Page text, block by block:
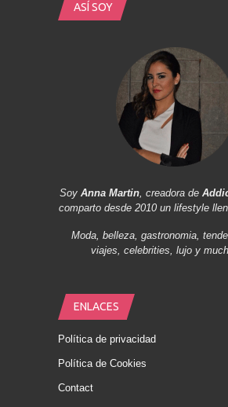
ASÍ SOY
Soy Anna Martin, creadora de
comparto desde 2010 un lifestyle
Moda, belleza, gastronomia,
viajes, celebrities, lujo y
ENLACES
Política de privacidad
Política de Cookies
Contact